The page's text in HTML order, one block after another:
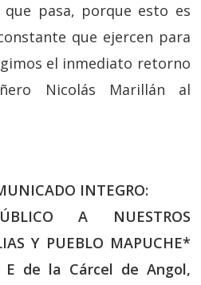
pasa, porque esto es
que ejercen para
el inmediato retorno
Nicolás Marillán al
INTEGRO:
A NUESTROS
Y PUEBLO MAPUCHE*
de la Cárcel de Angol,